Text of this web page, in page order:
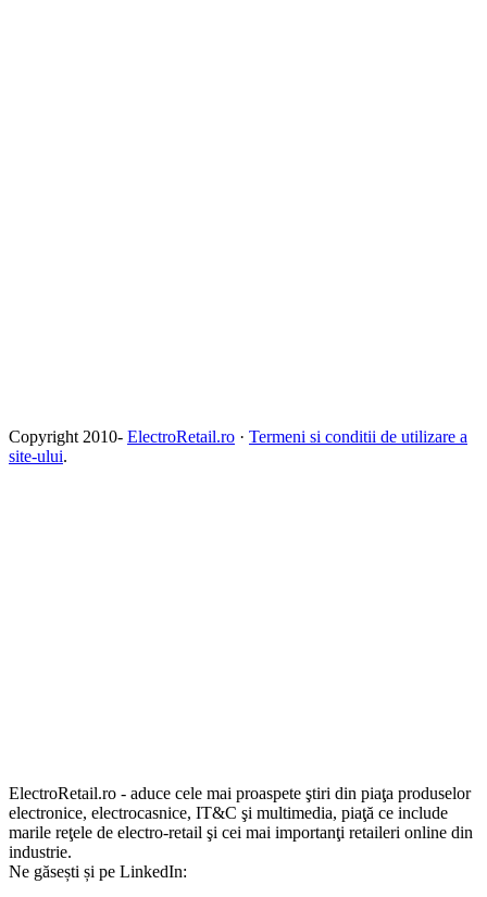
Copyright 2010- ElectroRetail.ro · Termeni si conditii de utilizare a
site-ului.
ElectroRetail.ro - aduce cele mai proaspete ştiri din piaţa produselor
electronice, electrocasnice, IT&C şi multimedia, piaţă ce include
marile reţele de electro-retail şi cei mai importanţi retaileri online din
industrie.
Ne găsești și pe LinkedIn: